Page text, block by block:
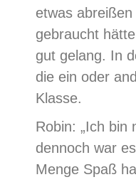
etwas
gebraucht
gut gelang. In
die ein oder
Klasse.
Robin: „Ich bin
dennoch war
Menge Spaß